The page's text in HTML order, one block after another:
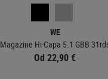
WE
Magazine Hi-Capa 5.1 GBB
Od 22,90 €